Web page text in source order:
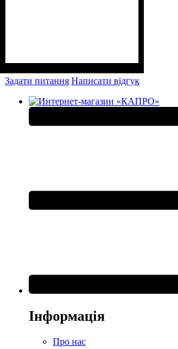
Задати питання Написати відгук
Інформація
Про нас